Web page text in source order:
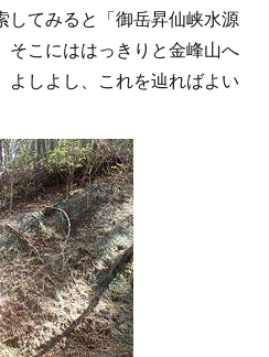
してみると「御岳昇仙峡水源
そこにははっきりと金峰山へ
よしよし、これを辿ればよい